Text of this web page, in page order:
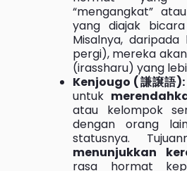
“mengangkat”
yang diajak
Misalnya,
pergi), mereka akan
(irassharu) yang
Kenjougo (謙譲語):
untuk
atau kelompok
dengan orang
statusnya.
menunjukkan
rasa hormat